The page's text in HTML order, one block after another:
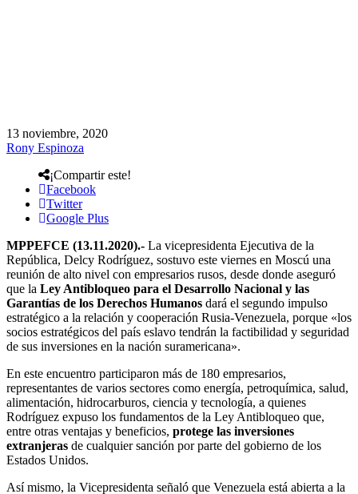
13 noviembre, 2020
Rony Espinoza
¡Compartir este!
Facebook
Twitter
Google Plus
MPPEFCE (13.11.2020).- La vicepresidenta Ejecutiva de la
República, Delcy Rodríguez, sostuvo este viernes en Moscú una
reunión de alto nivel con empresarios rusos, desde donde aseguró
que la Ley Antibloqueo para el Desarrollo Nacional y las
Garantías de los Derechos Humanos dará el segundo impulso
estratégico a la relación y cooperación Rusia-Venezuela, porque «los
socios estratégicos del país eslavo tendrán la factibilidad y seguridad
de sus inversiones en la nación suramericana».
En este encuentro participaron más de 180 empresarios,
representantes de varios sectores como energía, petroquímica, salud,
alimentación, hidrocarburos, ciencia y tecnología, a quienes
Rodríguez expuso los fundamentos de la Ley Antibloqueo que,
entre otras ventajas y beneficios, protege las inversiones
extranjeras de cualquier sanción por parte del gobierno de los
Estados Unidos.
Así mismo, la Vicepresidenta señaló que Venezuela está abierta a la